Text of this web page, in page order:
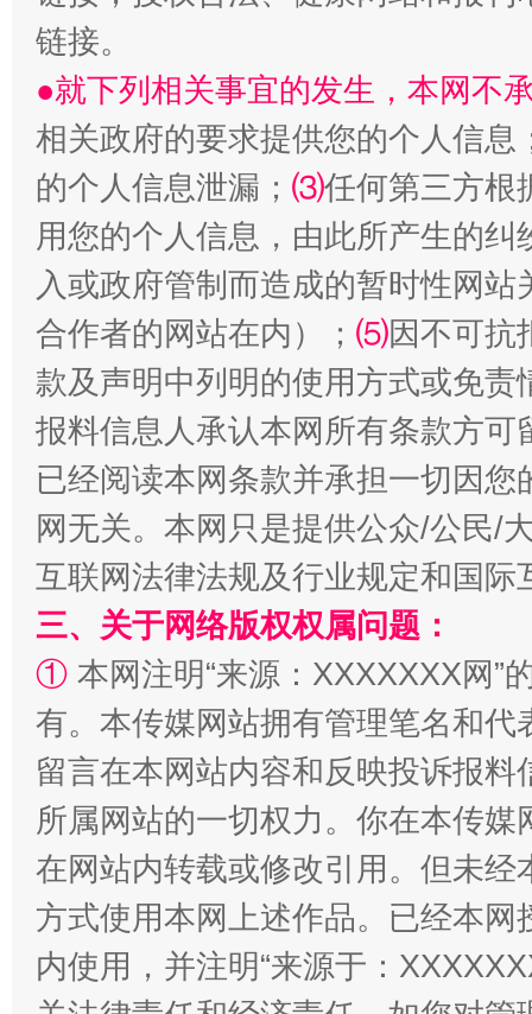
站台名比不上好声名
漫山遍野的桃花与雪山、麦地、白藏房 除
招工难、用工荒背后
链接。
●就下列相关事宜的发生，本网不
相关政府的要求提供您的个人信息
的个人信息泄漏； ⑶任何第三方根
用您的个人信息，由此所产生的纠
入或政府管制而造成的暂时性网
合作者的网站在内）； ⑸因不可抗
款及声明中列明的使用方式或免责
报料信息人承认本网所有条款方
已经阅读本网条款并承担一切因
网无关。本网只是提供公众/公民/
互联网法律法规及行业规定和国
三、关于网络版权权属问题：
① 本网注明“来源：XXXXXXX网”
有。本传媒网站拥有管理笔名和
留言在本网站内容和反映投诉报
所属网站的一切权力。你在本传
在网站内转载或修改引用。但未
方式使用本网上述作品。已经本
内使用，并注明“来源于：